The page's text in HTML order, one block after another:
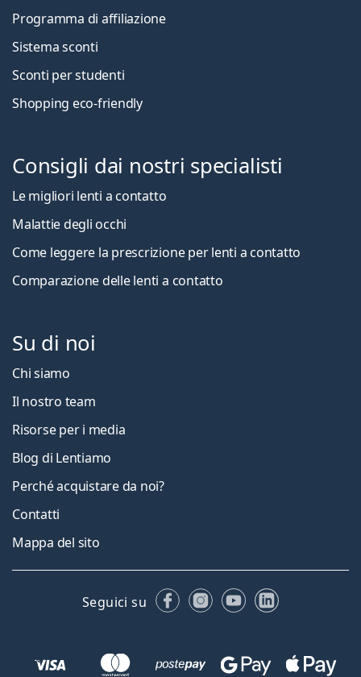
Programma di affiliazione
Sistema sconti
Sconti per studenti
Shopping eco-friendly
Consigli dai nostri specialisti
Le migliori lenti a contatto
Malattie degli occhi
Come leggere la prescrizione per lenti a contatto
Comparazione delle lenti a contatto
Su di noi
Chi siamo
Il nostro team
Risorse per i media
Blog di Lentiamo
Perché acquistare da noi?
Contatti
Mappa del sito
Seguici su FacebookInstagram
YouTubeLinkedIn